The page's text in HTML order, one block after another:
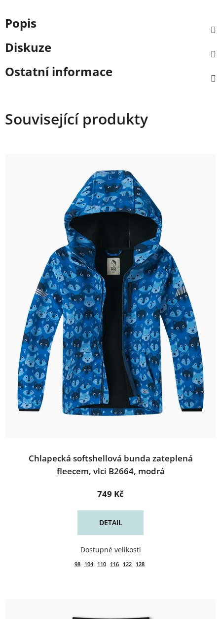
Popis
Diskuze
Ostatní informace
Související produkty
Chlapecká softshellová bunda zateplená
fleecem, vlci B2664, modrá
749 Kč
DETAIL
98 104 110 116 122 128